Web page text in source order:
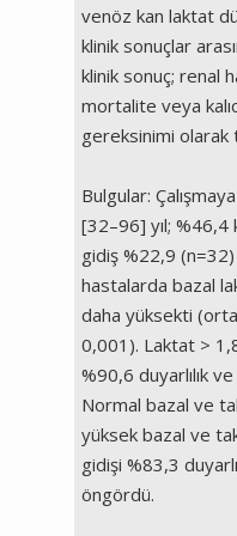
venöz kan laktat
klinik sonuçlar
klinik sonuç; renal
mortalite veya
gereksinimi olarak
Bulgular:
[32–96] yıl; %46,4
gidiş %22,9
hastalarda bazal
daha yüksekti
0,001). Laktat >
%90,6 duyarlılık
Normal bazal ve
yüksek bazal ve
gidişi %83,3
öngördü.